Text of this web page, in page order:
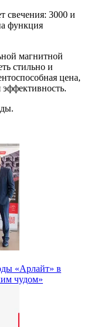
свечения: 3000 и
функция
магнитной
стильно и
цена,
эффективность.
«Арлайт» в
чудом»